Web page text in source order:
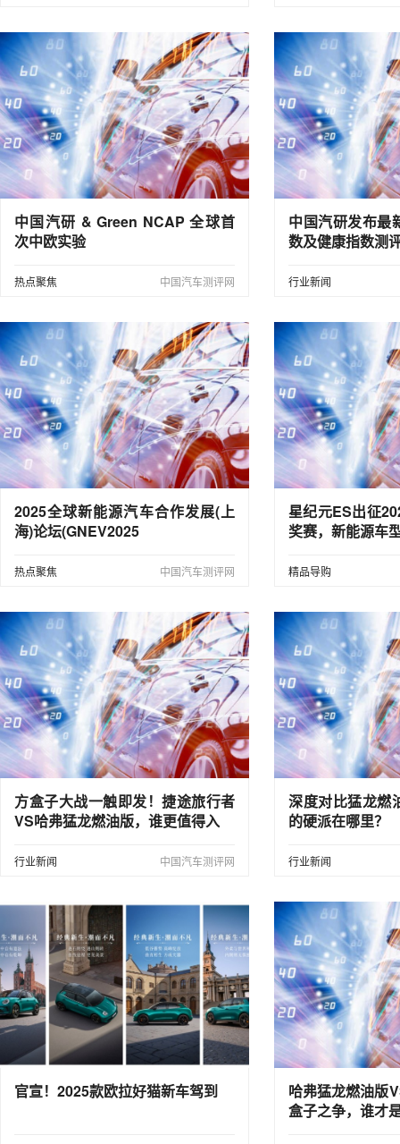
中国汽研 & Green NCAP 全球首
次中欧实验
热点聚焦 中国汽车测评网
中国汽研发布最
数及健康指数测
行业新闻
2025全球新能源汽车合作发展(上
海)论坛(GNEV2025
热点聚焦 中国汽车测评网
星纪元ES出征
奖赛，新能源车
精品导购
方盒子大战一触即发！捷途旅行者
VS哈弗猛龙燃油版，谁更值得入
行业新闻 中国汽车测评网
深度对比猛龙燃
的硬派在哪里？
行业新闻
官宣！2025款欧拉好猫新车驾到
哈弗猛龙燃油版
盒子之争，谁才